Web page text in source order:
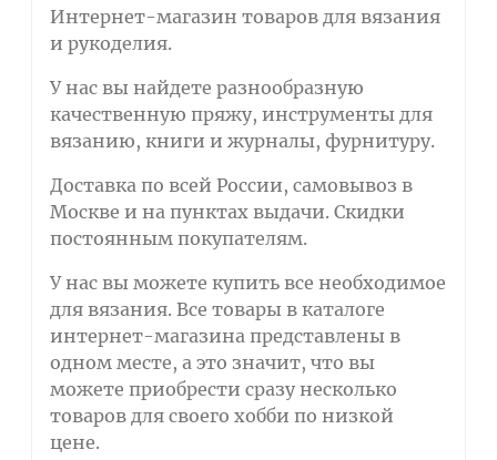
Интернет-магазин товаров для вязания
и рукоделия.
У нас вы найдете разнообразную
качественную пряжу, инструменты для
вязанию, книги и журналы, фурнитуру.
Доставка по всей России, самовывоз в
Москве и на пунктах выдачи. Скидки
постоянным покупателям.
У нас вы можете купить все необходимое
для вязания. Все товары в каталоге
интернет-магазина представлены в
одном месте, а это значит, что вы
можете приобрести сразу несколько
товаров для своего хобби по низкой
цене.